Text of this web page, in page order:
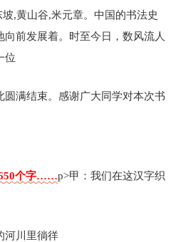
,黄山谷,米元章。中国的书法史
前发展着。时至今日，数风流人
位
圆满结束。感谢广大同学对本次书
个字……p>甲：我们在这汉字织
河川里徜徉